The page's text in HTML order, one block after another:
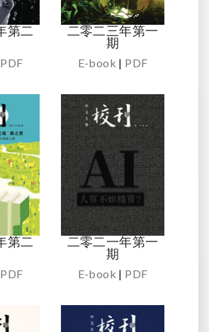
第二
PDF
二零二三年第一
期
E-book | PDF
第二
PDF
二零二一年第一
期
E-book | PDF